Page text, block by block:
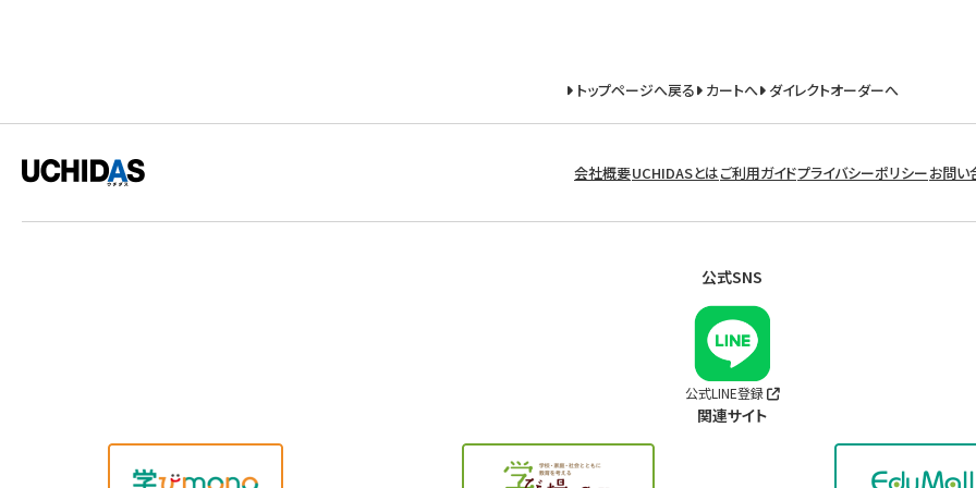
トップページへ戻る カートへ ダイレクトオーダーへ
会社概要UCHIDASとはご利用ガイドプライバシーポリシーお問い
公式SNS
公式LINE登録
関連サイト